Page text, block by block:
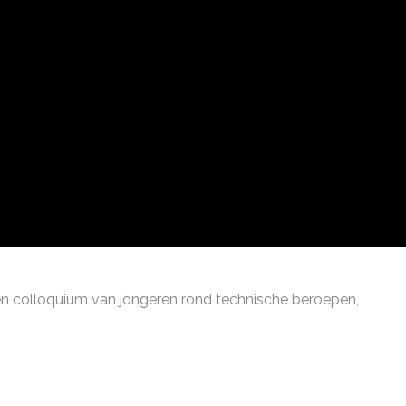
colloquium van jongeren rond technische beroepen,